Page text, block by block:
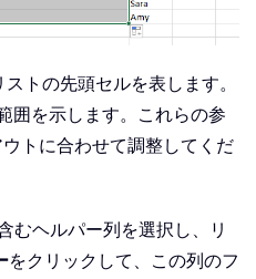
トの先頭セルを表します。
囲を示します。これらの参
トに合わせて調整してくだ
むヘルパー列を選択し、リ
をクリックして、この列のフ